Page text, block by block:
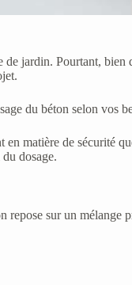
jardin. Pourtant, bien
du béton selon vos
matière de sécurité
dosage.
sur un mélange